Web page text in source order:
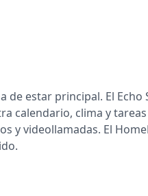
de estar principal. El Echo
calendario, clima y
y videollamadas. El